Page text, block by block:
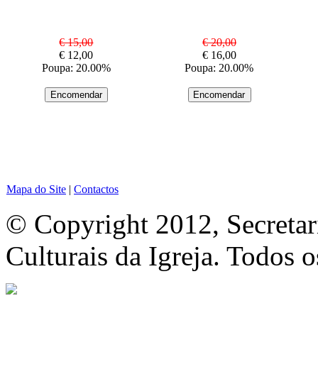
€ 15,00
€ 12,00
Poupa: 20.00%
€ 20,00
€ 16,00
Poupa: 20.00%
Mapa do Site | Contactos
© Copyright 2012,
Culturais da Igreja. Todos